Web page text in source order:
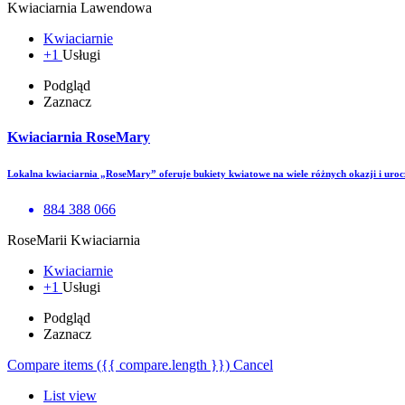
Kwiaciarnia Lawendowa
Kwiaciarnie
+1 Usługi
Podgląd
Zaznacz
Kwiaciarnia RoseMary
Lokalna kwiaciarnia „RoseMary” oferuje bukiety kwiatowe na wiele różnych okazji i
884 388 066
RoseMarii Kwiaciarnia
Kwiaciarnie
+1 Usługi
Podgląd
Zaznacz
Compare items ({{ compare.length }}) Cancel
List view